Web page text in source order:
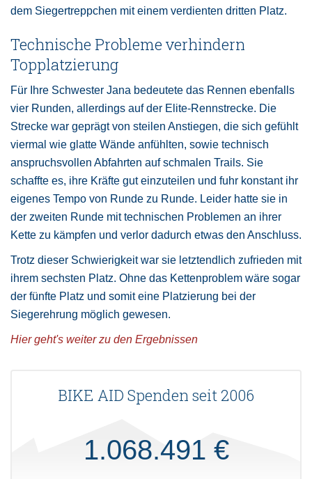
dem Siegertreppchen mit einem verdienten dritten Platz.
Technische Probleme verhindern
Topplatzierung
Für Ihre Schwester Jana bedeutete das Rennen ebenfalls
vier Runden, allerdings auf der Elite-Rennstrecke. Die
Strecke war geprägt von steilen Anstiegen, die sich gefühlt
viermal wie glatte Wände anfühlten, sowie technisch
anspruchsvollen Abfahrten auf schmalen Trails. Sie
schaffte es, ihre Kräfte gut einzuteilen und fuhr konstant ihr
eigenes Tempo von Runde zu Runde. Leider hatte sie in
der zweiten Runde mit technischen Problemen an ihrer
Kette zu kämpfen und verlor dadurch etwas den Anschluss.
Trotz dieser Schwierigkeit war sie letztendlich zufrieden mit
ihrem sechsten Platz. Ohne das Kettenproblem wäre sogar
der fünfte Platz und somit eine Platzierung bei der
Siegerehrung möglich gewesen.
Hier geht's weiter zu den Ergebnissen
BIKE AID Spenden seit 2006
1.068.491 €